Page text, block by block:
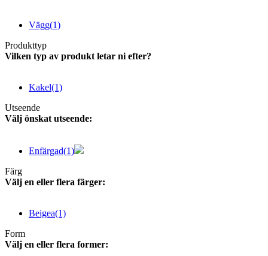
Vägg(1)
Produkttyp
Vilken typ av produkt letar ni efter?
Kakel(1)
Utseende
Välj önskat utseende:
Enfärgad(1)
Färg
Välj en eller flera färger:
Beigea(1)
Form
Välj en eller flera former: